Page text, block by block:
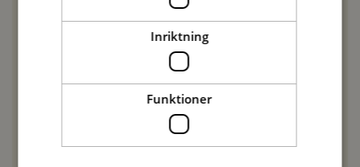
Låt luckan vara stängd under tiden marängerna
Bästa hälsningar, vännerna på Zeta
SVARA
Inriktning
Funktioner